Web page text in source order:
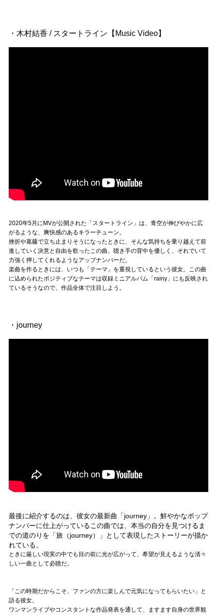
・木村結香 / スタートライン【Music Video】
2020年5月にMVが公開された「スタートライン」は、青空が伸びやかに広
がるような、爽快感のあるキラーチューン。
挫折や葛藤で立ち止まりそうになったときに、そんな気持ちを乗り越えて前
進していく決意と自由を歌ったこの曲。聴き手の背中を優しく、それでいて
力強く押してくれるようなアップナンバーだ。
楽曲を作るときには、いつも「テーマ」を重視しているという彼女。この曲
に込められたポジティブなテーマは収録ミニアルバム「rainy」にも反映され
ているそうなので、作品全体で注目しよう。
・journey
最後に紹介するのは、彼女の最新曲「journey」。鮮やかなポップ
ナンバーに仕上がっているこの曲では、本当の自分を見つけるま
での道のりを「旅（journey）」として表現したストーリーが描か
れている。
ときに厳しい現実の中でも目の前に光が広がって、希望が見えるような清々
しい一曲として必聴だ。
「この時期だからこそ、ファンの方に楽しんで元気になってもらいたい」と
語る彼女。
ワンマンライブやコンスタントな作品発表を通して、ますます自身の世界観